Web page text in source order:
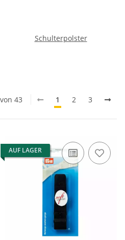
Schulterpolster
43 1 2 3
AUF LAGER